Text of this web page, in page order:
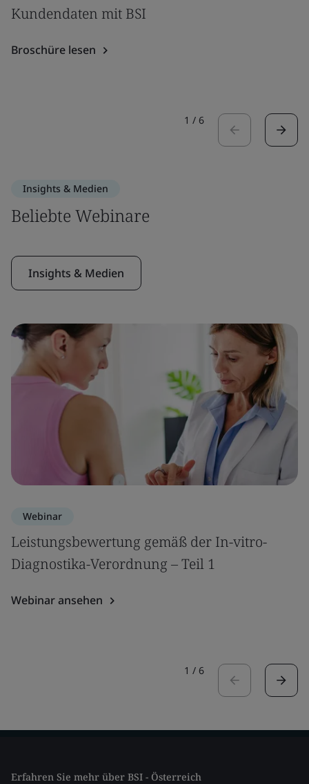
Kundendaten mit BSI
Broschüre lesen
1 / 6
Insights & Medien
Beliebte Webinare
Insights & Medien
Webinar
Leistungsbewertung gemäß der In-vitro-
Diagnostika-Verordnung – Teil 1
Webinar ansehen
1 / 6
Erfahren Sie mehr über BSI - Österreich